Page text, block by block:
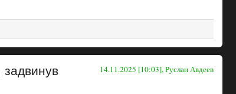
14.11.2025 [10:03], Руслан Авдеев